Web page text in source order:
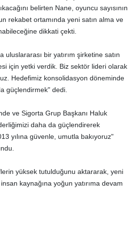
belirten Nane, oyuncu sayısının
rekabet ortamında yeni satın alma ve
dikkati çekti.
uluslararası bir yatırım şirketine satın
için yetki verdik. Biz sektör lideri olarak
Hedefimiz konsolidasyon döneminde
güçlendirmek" dedi.
ve Sigorta Grup Başkanı Haluk
daha da güçlendirerek
yılına güvenle, umutla bakıyoruz"
yüksek tutulduğunu aktararak, yeni
kaynağına yoğun yatırıma devam